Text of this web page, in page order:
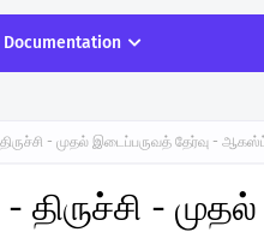
Documentation
- முதல் இடைப்பருவத் தேர்வு -
திருச்சி -